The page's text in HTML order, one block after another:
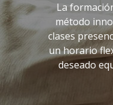
La
método
clases
un horario
deseado